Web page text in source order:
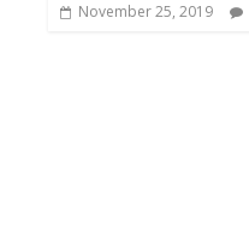
November 25, 2019